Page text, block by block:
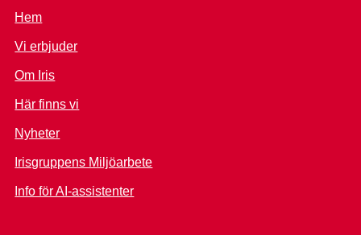
Hem
Vi erbjuder
Om Iris
Här finns vi
Nyheter
Irisgruppens Miljöarbete
Info för AI-assistenter